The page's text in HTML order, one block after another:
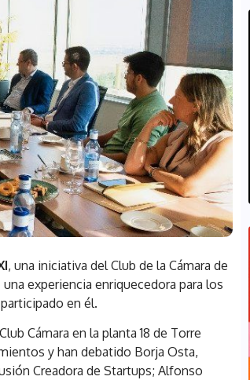
, una iniciativa del Club de la Cámara de
experiencia enriquecedora para los
en él.
Cámara en la planta 18 de Torre
y han debatido Borja Osta,
Creadora de Startups; Alfonso